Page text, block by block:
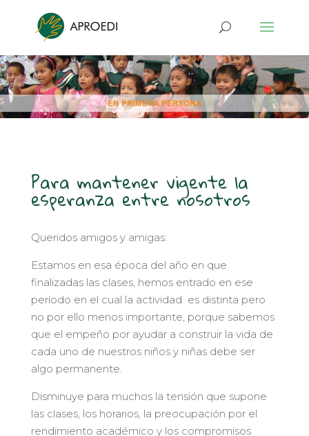
Para mantener vigente la
esperanza entre nosotros
Queridos amigos y amigas:
Estamos en esa época del año en que
finalizadas las clases, hemos entrado en ese
período en el cual la actividad es distinta pero
no por ello menos importante, porque sabemos
que el empeño por ayudar a construir la vida de
cada uno de nuestros niños y niñas debe ser
algo permanente.
Disminuye para muchos la tensión que supone
las clases, los horarios, la preocupación por el
rendimiento académico y los compromisos